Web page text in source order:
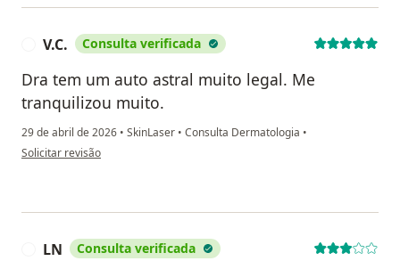
V.C. Consulta verificada
Dra tem um auto astral muito legal. Me
tranquilizou muito.
29 de abril de 2026 • SkinLaser • Consulta Dermatologia •
na opinião do utilizador V.C.
Solicitar revisão
LN Consulta verificada